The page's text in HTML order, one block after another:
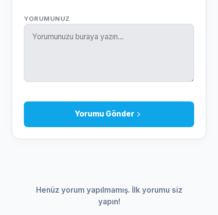
YORUMUNUZ
Yorumu Gönder
Henüz yorum yapılmamış. İlk yorumu siz
yapın!